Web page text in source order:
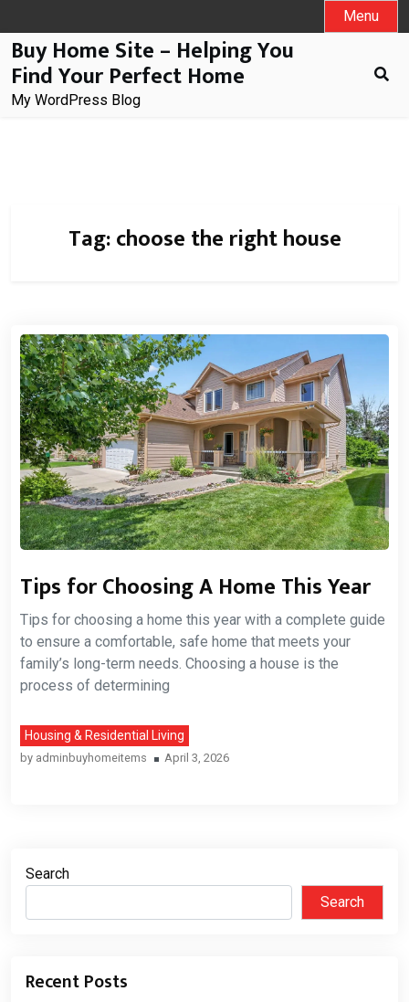
to
content
Menu
Buy Home Site – Helping You
Find Your Perfect Home
My WordPress Blog
Tag:choose the right house
Tips for Choosing A Home This Year
Tips for choosing a home this year with a complete guide
to ensure a comfortable, safe home that meets your
family’s long-term needs. Choosing a house is the
process of determining
Housing & Residential Living
by adminbuyhomeitems April 3, 2026
Search
Search
Recent Posts